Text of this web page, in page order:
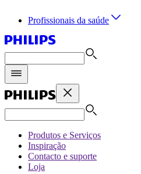
Profissionais da saúde
Produtos e Serviços
Inspiração
Contacto e suporte
Loja